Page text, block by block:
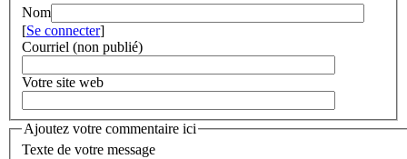
Nom
[Se connecter]
Courriel (non publié)
Votre site web
Ajoutez votre commentaire ici
Texte de votre message